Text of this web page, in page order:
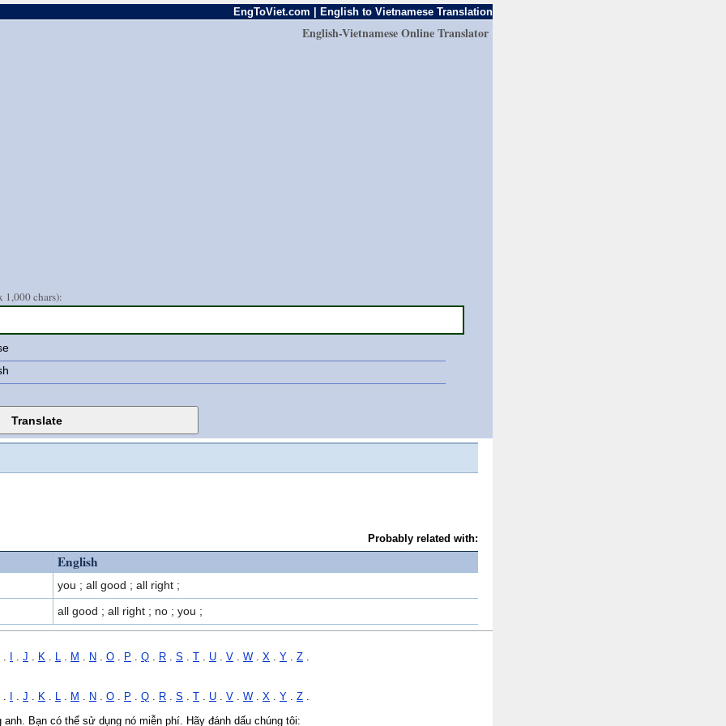
EngToViet.com | English to Vietnamese Translation
English-Vietnamese Online Translator
1,000 chars):
Probably related with:
English
you ; all good ; all right ;
all good ; all right ; no ; you ;
. . J . K . L . M . N . O . P . Q . R . S . . U . V . W . X . Y . Z .
J K M N O P Q R S T U V W X Y Z
Bạn có thể sử dụng nó miễn phí. Hãy đánh dấu chúng tôi: